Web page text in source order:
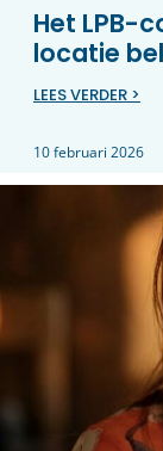
Het LPB-
locatie
LEES VERDER >
10 februari 2026